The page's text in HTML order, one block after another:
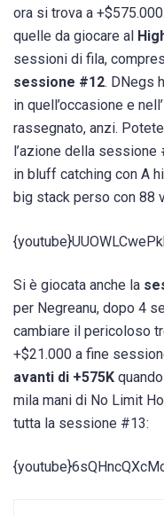
ora si trova a
quelle da giocare al
sessioni di fila,
sessione #12. DNegs
in quell’occasione e
rassegnato, anzi.
l’azione della
in bluff catching con A
big stack perso con 88
Si è giocata anche la
per Negreanu, dopo 4
cambiare il pericoloso
+$21.000 a fine
avanti di +575K
mila mani di No Limit
tutta la sessione #13: